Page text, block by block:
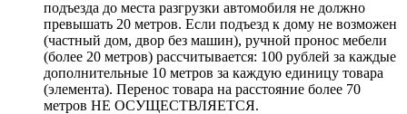
подъезда до места разгрузки автомобиля не должно
превышать 20 метров. Если подъезд к дому не возможен
(частный дом, двор без машин), ручной пронос мебели
(более 20 метров) рассчитывается: 100 рублей за каждые
дополнительные 10 метров за каждую единицу товара
(элемента). Перенос товара на расстояние более 70
метров НЕ ОСУЩЕСТВЛЯЕТСЯ.